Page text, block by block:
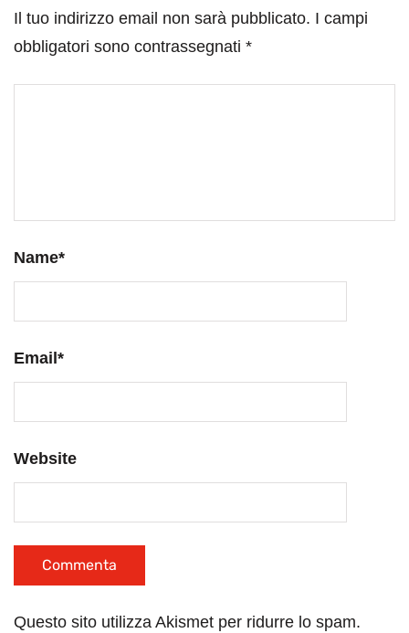
Il tuo indirizzo email non sarà pubblicato. I campi
obbligatori sono contrassegnati *
Name*
Email *
Website
Questo sito utilizza Akismet per ridurre lo spam.